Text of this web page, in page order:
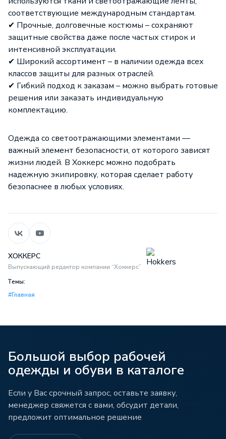
соответствующие международным стандартам.
✔ Прочные, долговечные костюмы – сохраняют
защитные свойства даже после частых стирок и
интенсивной эксплуатации.
✔ Широкий ассортимент – в наличии одежда всех
классов защиты для разных отраслей.
✔ Гибкий подход к заказам – можно выбрать готовые
решения или заказать индивидуальную
комплектацию.
Одежда со светоотражающими элементами —
важный элемент безопасности, от которого зависят
жизни людей. В Хоккерс можно подобрать
надежную экипировку, которая сделает работу
безопаснее в любых условиях.
ХОККЕРС
Выпускающий редактор компании “Хоккерс”
Темы:
#Главная
Большой выбор рабочей
одежды и обуви в каталоге
Если у Вас срочный запрос, оставьте заявку,
менеджер свяжется с вами, обсудит детали,
предложит оптимальное решение